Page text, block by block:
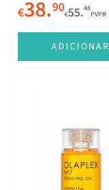
€38.90€55.48
PVPR
ADICIONAR